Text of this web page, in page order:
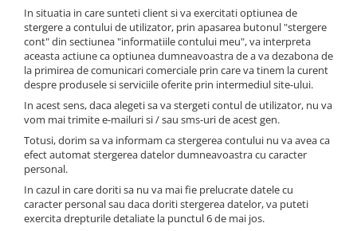
In situatia in care sunteti client si va exercitati optiunea de
stergere a contului de utilizator, prin apasarea butonul "stergere
cont" din sectiunea "informatiile contului meu", va interpreta
aceasta actiune ca optiunea dumneavoastra de a va dezabona de
la primirea de comunicari comerciale prin care va tinem la curent
despre produsele si serviciile oferite prin intermediul site-ului.
In acest sens, daca alegeti sa va stergeti contul de utilizator, nu va
vom mai trimite e-mailuri si / sau sms-uri de acest gen.
Totusi, dorim sa va informam ca stergerea contului nu va avea ca
efect automat stergerea datelor dumneavoastra cu caracter
personal.
In cazul in care doriti sa nu va mai fie prelucrate datele cu
caracter personal sau daca doriti stergerea datelor, va puteti
exercita drepturile detaliate la punctul 6 de mai jos.